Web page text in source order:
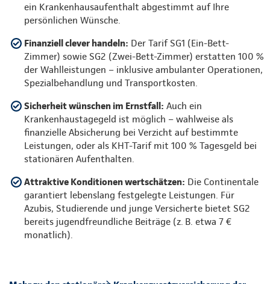
ein Krankenhausaufenthalt abgestimmt auf Ihre
persönlichen Wünsche.
Finanziell clever handeln: Der Tarif SG1 (Ein-Bett-
Zimmer) sowie SG2 (Zwei-Bett-Zimmer) erstatten 100 %
der Wahlleistungen – inklusive ambulanter Operationen,
Spezialbehandlung und Transportkosten.
Sicherheit wünschen im Ernstfall: Auch ein
Krankenhaustagegeld ist möglich – wahlweise als
finanzielle Absicherung bei Verzicht auf bestimmte
Leistungen, oder als KHT-Tarif mit 100 % Tagesgeld bei
stationären Aufenthalten.
Attraktive Konditionen wertschätzen: Die Continentale
garantiert lebenslang festgelegte Leistungen. Für
Azubis, Studierende und junge Versicherte bietet SG2
bereits jugendfreundliche Beiträge (z. B. etwa 7 €
monatlich).